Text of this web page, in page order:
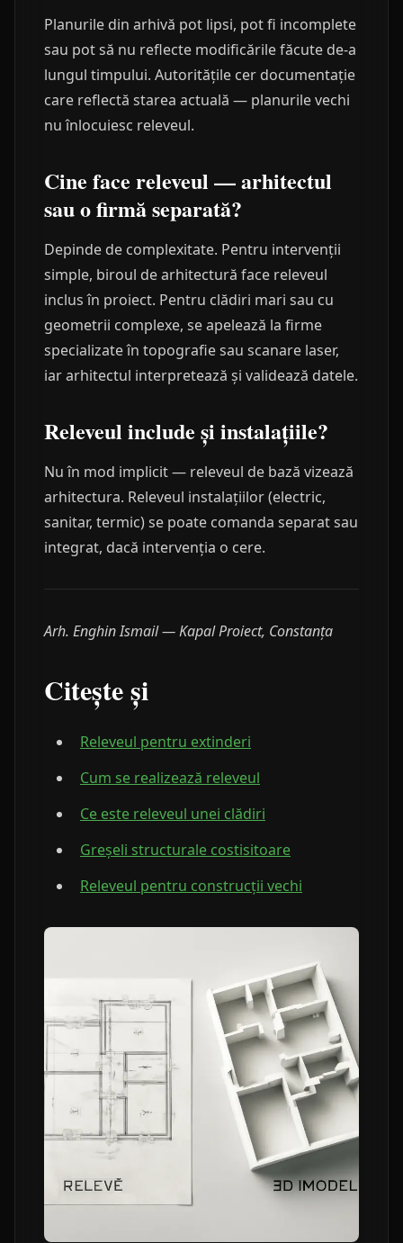
Planurile din arhivă pot lipsi, pot fi incomplete
sau pot să nu reflecte modificările făcute de-a
lungul timpului. Autoritățile cer documentație
care reflectă starea actuală — planurile vechi
nu înlocuiesc releveul.
Cine face releveul — arhitectul
sau o firmă separată?
Depinde de complexitate. Pentru intervenții
simple, biroul de arhitectură face releveul
inclus în proiect. Pentru clădiri mari sau cu
geometrii complexe, se apelează la firme
specializate în topografie sau scanare laser,
iar arhitectul interpretează și validează datele.
Releveul include și instalațiile?
Nu în mod implicit — releveul de bază vizează
arhitectura. Releveul instalațiilor (electric,
sanitar, termic) se poate comanda separat sau
integrat, dacă intervenția o cere.
Arh. Enghin Ismail — Kapal Proiect, Constanța
Citește și
Releveul pentru extinderi
Cum se realizează releveul
Ce este releveul unei clădiri
Greșeli structurale costisitoare
Releveul pentru construcții vechi